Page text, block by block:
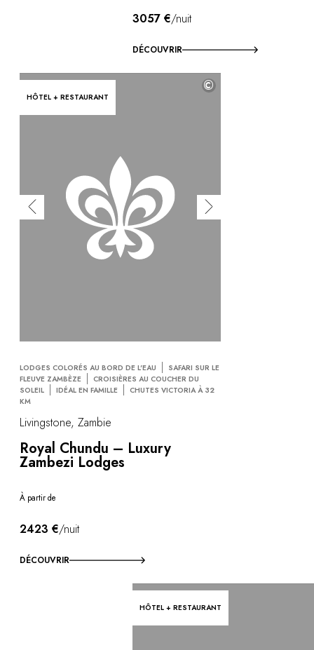
3057 €/nuit
DÉCOUVRIR
HÔTEL + RESTAURANT
©
LODGES COLORÉS AU BORD DE L'EAU
SAFARI SUR LE
FLEUVE ZAMBÈZE
CROISIÈRES AU COUCHER DU
SOLEIL
IDÉAL EN FAMILLE
CHUTES VICTORIA À 32
KM
Livingstone, Zambie
Royal Chundu – Luxury
Zambezi Lodges
À partir de
2423 €/nuit
DÉCOUVRIR
HÔTEL + RESTAURANT